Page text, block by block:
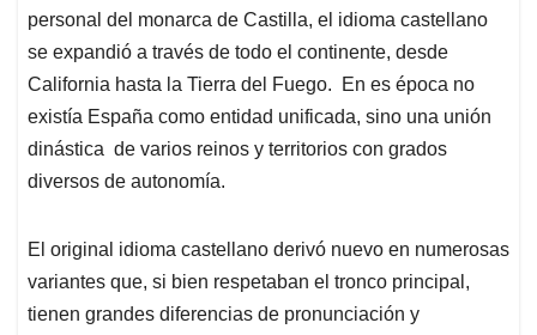
personal del monarca de Castilla, el idioma castellano
se expandió a través de todo el continente, desde
California hasta la Tierra del Fuego. En es época no
existía España como entidad unificada, sino una unión
dinástica de varios reinos y territorios con grados
diversos de autonomía.
El original idioma castellano derivó nuevo en numerosas
variantes que, si bien respetaban el tronco principal,
tienen grandes diferencias de pronunciación y